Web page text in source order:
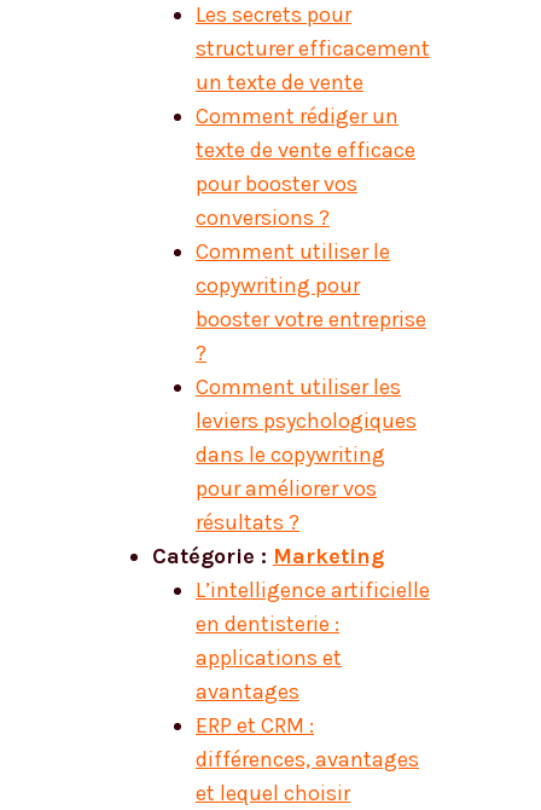
Les secrets pour
structurer efficacement
un texte de vente
Comment rédiger un
texte de vente efficace
pour booster vos
conversions ?
Comment utiliser le
copywriting pour
booster votre entreprise
?
Comment utiliser les
leviers psychologiques
dans le copywriting
pour améliorer vos
résultats ?
Catégorie : Marketing
L’intelligence artificielle
en dentisterie :
applications et
avantages
ERP et CRM :
différences, avantages
et lequel choisir